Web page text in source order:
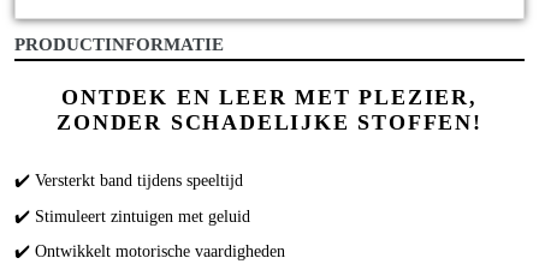
PRODUCTINFORMATIE
ONTDEK EN LEER MET PLEZIER,
ZONDER SCHADELIJKE STOFFEN!
✔️ Versterkt band tijdens speeltijd
✔️ Stimuleert zintuigen met geluid
✔️ Ontwikkelt motorische vaardigheden